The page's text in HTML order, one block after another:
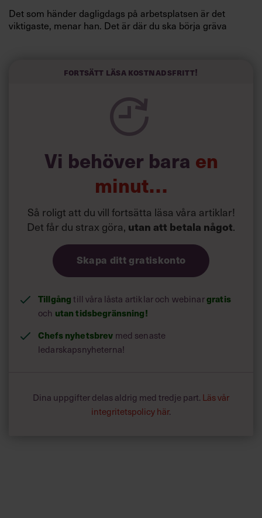
Det som händer dagligdags på arbetsplatsen är det
viktigaste, menar han. Det är där du ska börja gräva
och höjt arbetsglädjen på Google:
Fortsätt läsa kostnadsfritt!
Vi behöver bara en
minut…
Så roligt att du vill fortsätta läsa våra artiklar!
Det får du strax göra, utan att betala något.
Skapa ditt gratiskonto
Tillgångtill våra låsta artiklar och webinargratis
och utan tidsbegränsning!
Chefs nyhetsbrev med senaste
ledarskapsnyheterna!
Dina uppgifter delas aldrig med tredje part. Läs vår
integritetspolicy här.